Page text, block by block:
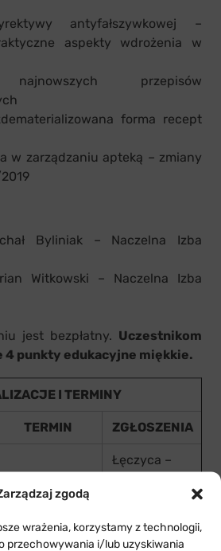
zgodą
wrażenia, korzystamy z technologii,
przechowywania i/lub uzyskiwania
antyfałszywkowej –
aspekty wdrożenia w
najnowszych przepisów
forma recept
w zarządzaniu apteką – zmiany
Byliniak – Naczelna Izba
Witkowski – Naczelna Izba
jest bezpłatny. Uczestnikom
4 punkty edukacyjne miękkie.
I TERMINY
TERMIN ZGŁOSZENIA
25 WRZEŚNIA
Łęczyca –
13 wew. 285